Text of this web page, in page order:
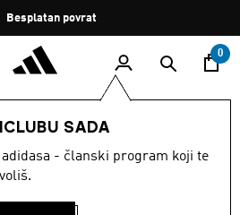
Zaustavi
rotaciju
Besplatan povrat
0
SADA
- članski program koji te
·
DJEČAKE